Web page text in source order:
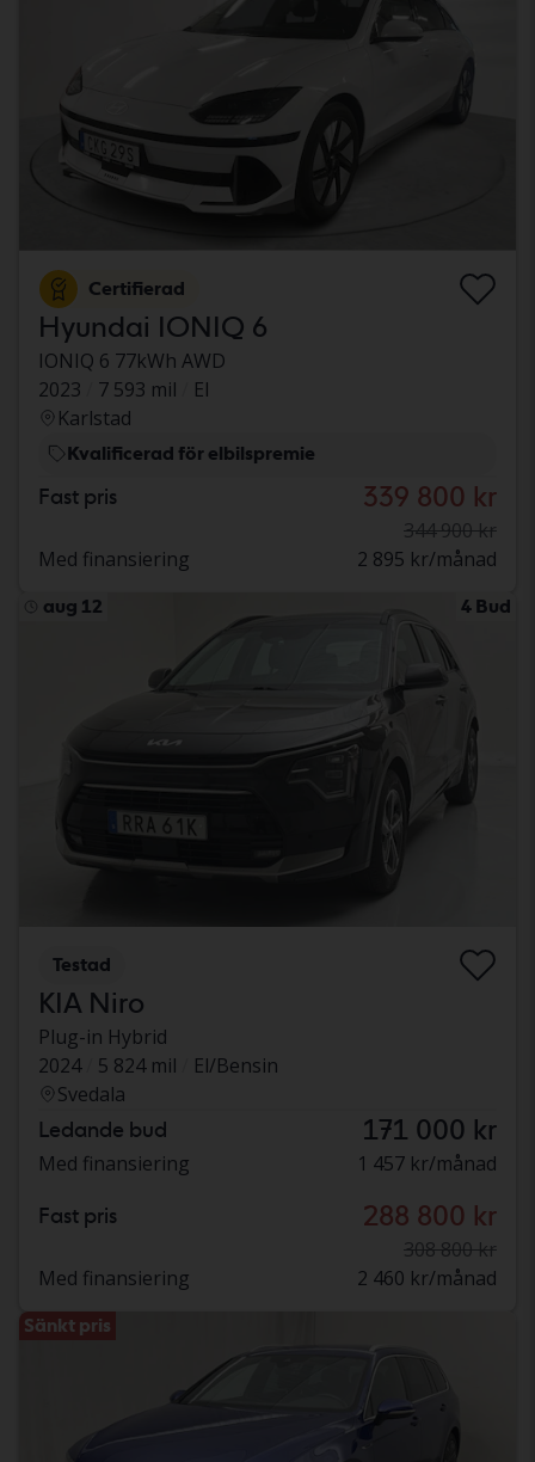
Certifierad
Hyundai IONIQ 6
IONIQ 6 77kWh AWD
2023
7 593 mil
El
Karlstad
Kvalificerad för elbilspremie
Fast pris 339 800 kr
344 900 kr
Med finansiering
2 895 kr/månad
aug 12 4 Bud
Testad
KIA Niro
Plug-in Hybrid
2024
5 824 mil
El/Bensin
Svedala
Ledande bud 171 000 kr
Med finansiering 1 457 kr/månad
Fast pris 288 800 kr
308 800 kr
Med finansiering
2 460 kr/månad
Sänkt pris